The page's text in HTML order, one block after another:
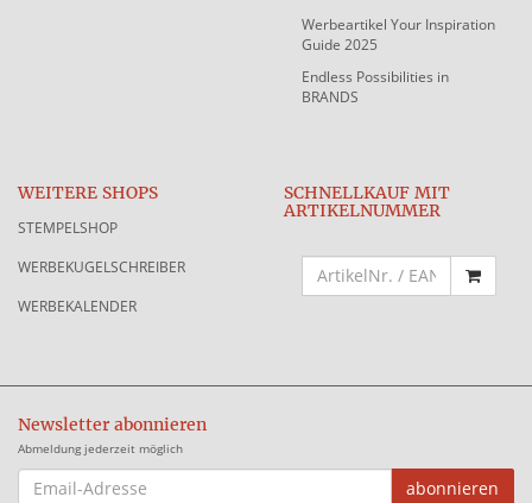
Werbeartikel Your Inspiration
Guide 2025
Endless Possibilities in
BRANDS
WEITERE SHOPS
STEMPELSHOP
WERBEKUGELSCHREIBER
WERBEKALENDER
SCHNELLKAUF MIT
ARTIKELNUMMER
Newsletter abonnieren
Abmeldung jederzeit möglich
EMAIL-
ADRESSE
abonnieren